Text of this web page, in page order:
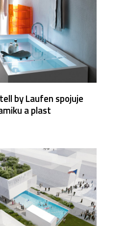
by Laufen spojuje
a plast